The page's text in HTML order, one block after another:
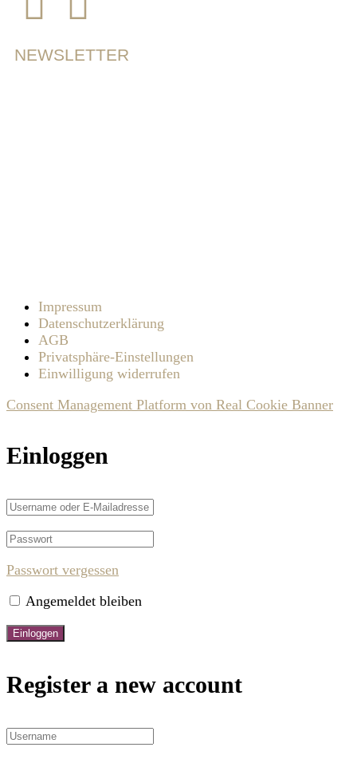
NEWSLETTER
Impressum
Datenschutzerklärung
AGB
Privatsphäre-Einstellungen
Einwilligung widerrufen
Consent Management Platform von Real Cookie Banner
Einloggen
Passwort vergessen
Angemeldet bleiben
Register a new account